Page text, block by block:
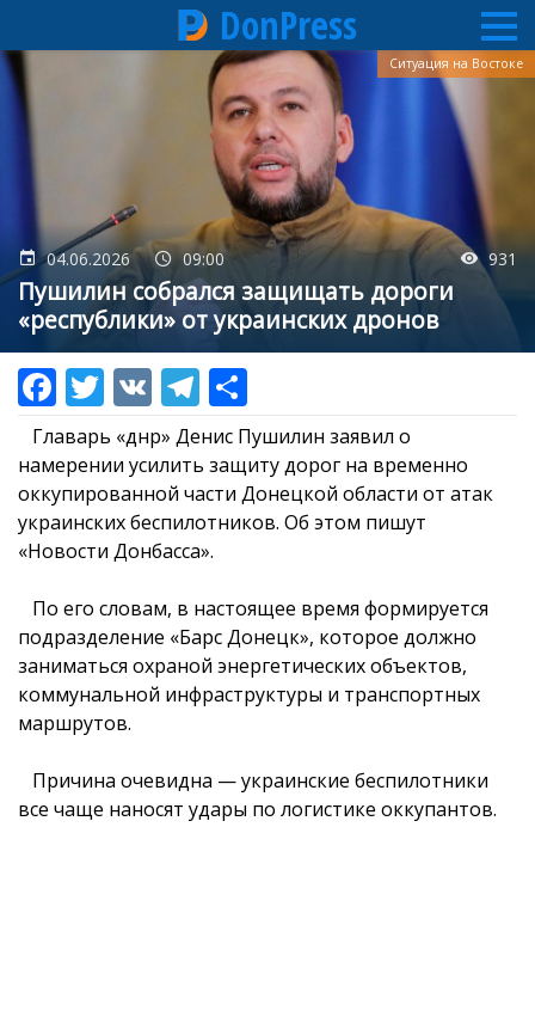
Перейти
основному
DonPress
04.06.2026 09:00 931
Пушилин собрался защищать дороги
«республики» от украинских дронов
Ситуация на Востоке
Главарь «днр» Денис Пушилин заявил о
намерении усилить защиту дорог на временно
оккупированной части Донецкой области от атак
украинских беспилотников. Об этом пишут
«Новости Донбасса».
По его словам, в настоящее время формируется
подразделение «Барс Донецк», которое должно
заниматься охраной энергетических объектов,
коммунальной инфраструктуры и транспортных
маршрутов.
Причина очевидна — украинские беспилотники
все чаще наносят удары по логистике оккупантов.